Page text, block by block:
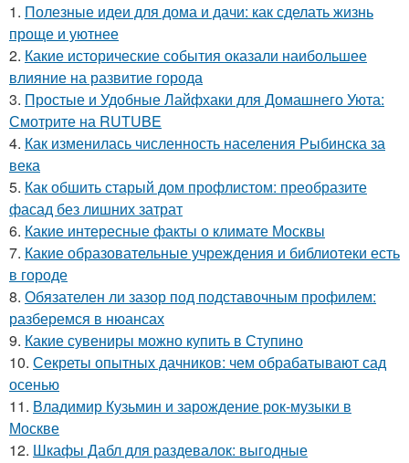
1. Полезные идеи для дома и дачи: как сделать жизнь
проще и уютнее
2. Какие исторические события оказали наибольшее
влияние на развитие города
3. Простые и Удобные Лайфхаки для Домашнего Уюта:
Смотрите на RUTUBE
4. Как изменилась численность населения Рыбинска за
века
5. Как обшить старый дом профлистом: преобразите
фасад без лишних затрат
6. Какие интересные факты о климате Москвы
7. Какие образовательные учреждения и библиотеки есть
в городе
8. Обязателен ли зазор под подставочным профилем:
разберемся в нюансах
9. Какие сувениры можно купить в Ступино
10. Секреты опытных дачников: чем обрабатывают сад
осенью
11. Владимир Кузьмин и зарождение рок-музыки в
Москве
12. Шкафы Дабл для раздевалок: выгодные